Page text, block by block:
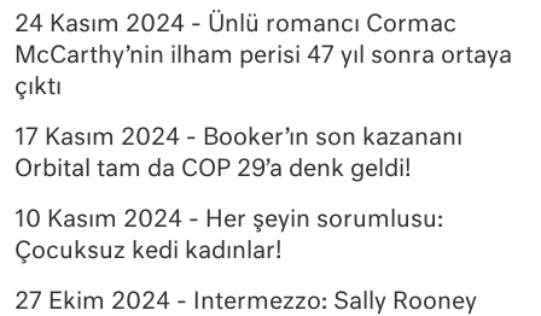
24 Kasım 2024 - Ünlü romancı Cormac
McCarthy’nin ilham perisi 47 yıl sonra ortaya
çıktı
17 Kasım 2024 - Booker’ın son kazananı
Orbital tam da COP 29’a denk geldi!
10 Kasım 2024 - Her şeyin sorumlusu:
Çocuksuz kedi kadınlar!
27 Ekim 2024 - Intermezzo: Sally Rooney